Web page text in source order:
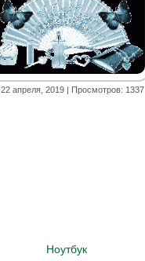
22 апреля, 2019 | Просмотров: 1337
Ноутбук